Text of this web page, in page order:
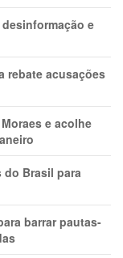
e
rebate acusações
e acolhe
do Brasil para
barrar pautas-